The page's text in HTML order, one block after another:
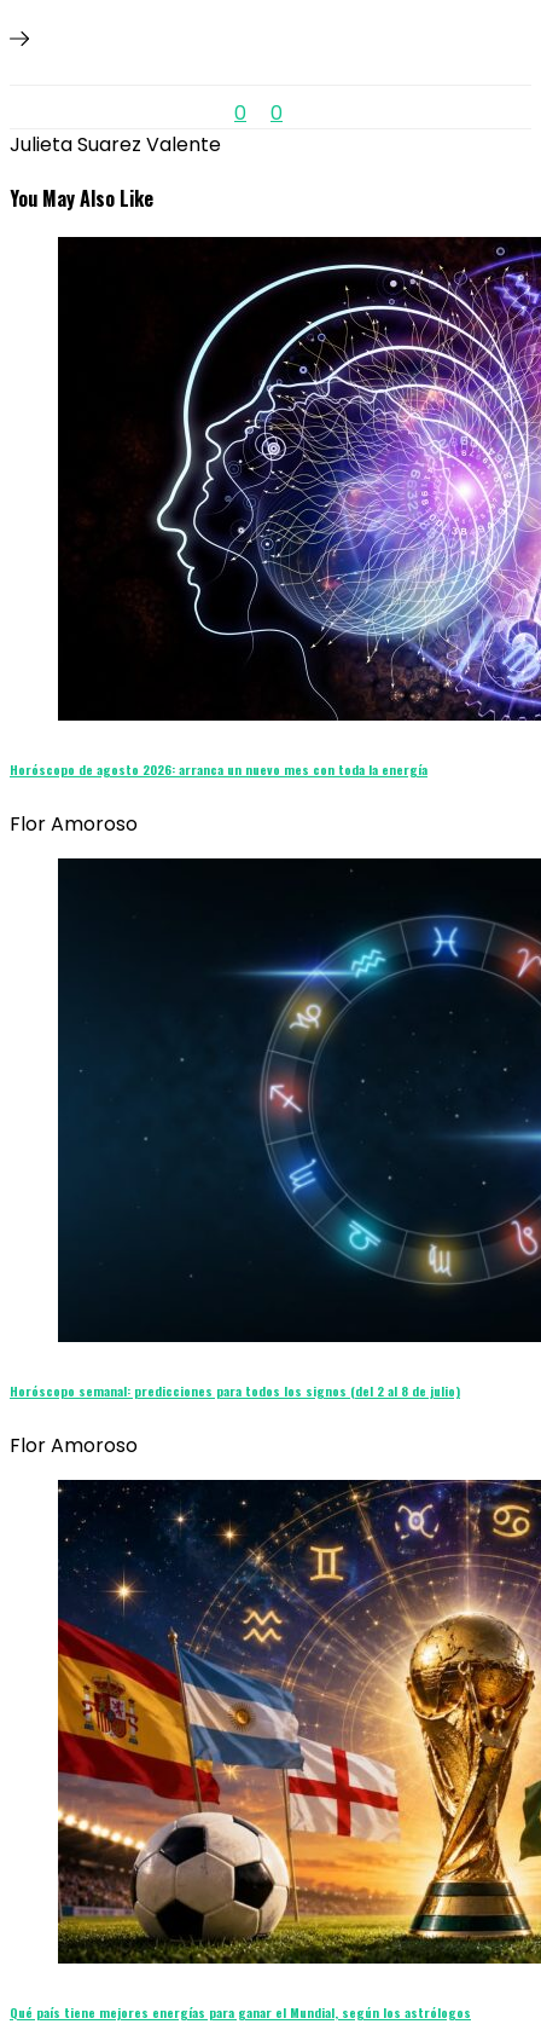
0
0
Julieta Suarez Valente
You May Also Like
Horóscopo de agosto 2026: arranca un nuevo mes con toda la energía
Flor Amoroso
Horóscopo semanal: predicciones para todos los signos (del 2 al 8 de julio)
Flor Amoroso
Qué país tiene mejores energías para ganar el Mundial, según los astrólogos